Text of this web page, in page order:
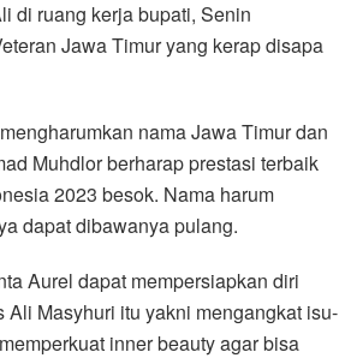
di ruang kerja bupati, Senin
Jawa Timur yang kerap disapa
nama Jawa Timur dan
Muhdlor berharap prestasi terbaik
2023 besok. Nama harum
dapat dibawanya pulang.
Aurel dapat mempersiapkan diri
Masyhuri itu yakni mengangkat isu-
inner beauty agar bisa